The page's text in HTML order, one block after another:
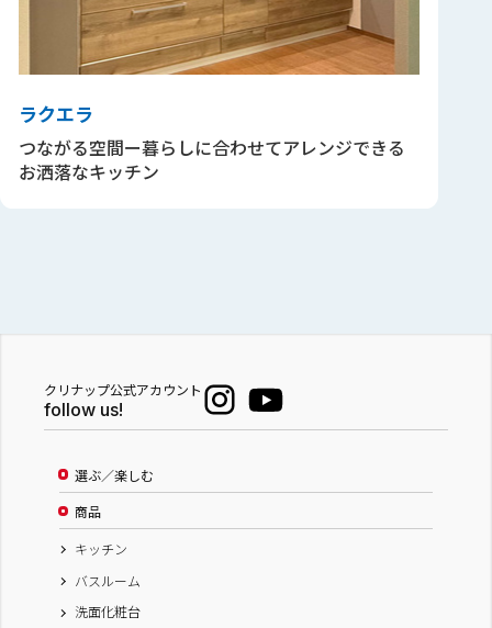
ラクエラ
つながる空間ー暮らしに合わせてアレンジできる
お洒落なキッチン
クリナップ公式アカウント
follow us!
選ぶ／楽しむ
商品
キッチン
バスルーム
洗面化粧台